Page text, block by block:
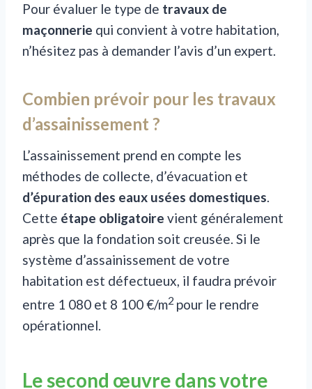
Pour évaluer le type de travaux de
maçonnerie qui convient à votre habitation,
n’hésitez pas à demander l’avis d’un expert.
Combien prévoir pour les travaux
d’assainissement ?
L’assainissement prend en compte les
méthodes de collecte, d’évacuation et
d’épuration des eaux usées domestiques.
Cette étape obligatoire vient généralement
après que la fondation soit creusée. Si le
système d’assainissement de votre
habitation est défectueux, il faudra prévoir
entre 1 080 et 8 100 €/m2 pour le rendre
opérationnel.
Le second œuvre dans votre